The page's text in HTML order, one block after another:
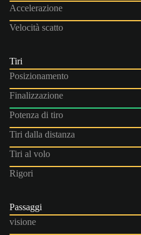
Accelerazione
Velocità scatto
Tiri
Posizionamento
Finalizzazione
Potenza di tiro
Tiri dalla distanza
Tiri al volo
Rigori
Passaggi
visione